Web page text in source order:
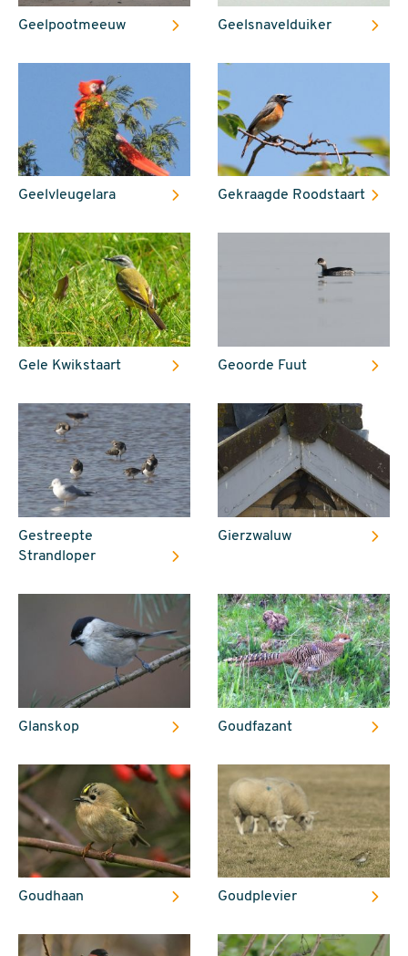
Geelpootmeeuw Geelsnavelduiker
Geelvleugelara Gekraagde Roodstaart
Gele Kwikstaart Geoorde Fuut
Gestreepte
Strandloper
Gierzwaluw
Glanskop Goudfazant
Goudhaan Goudplevier